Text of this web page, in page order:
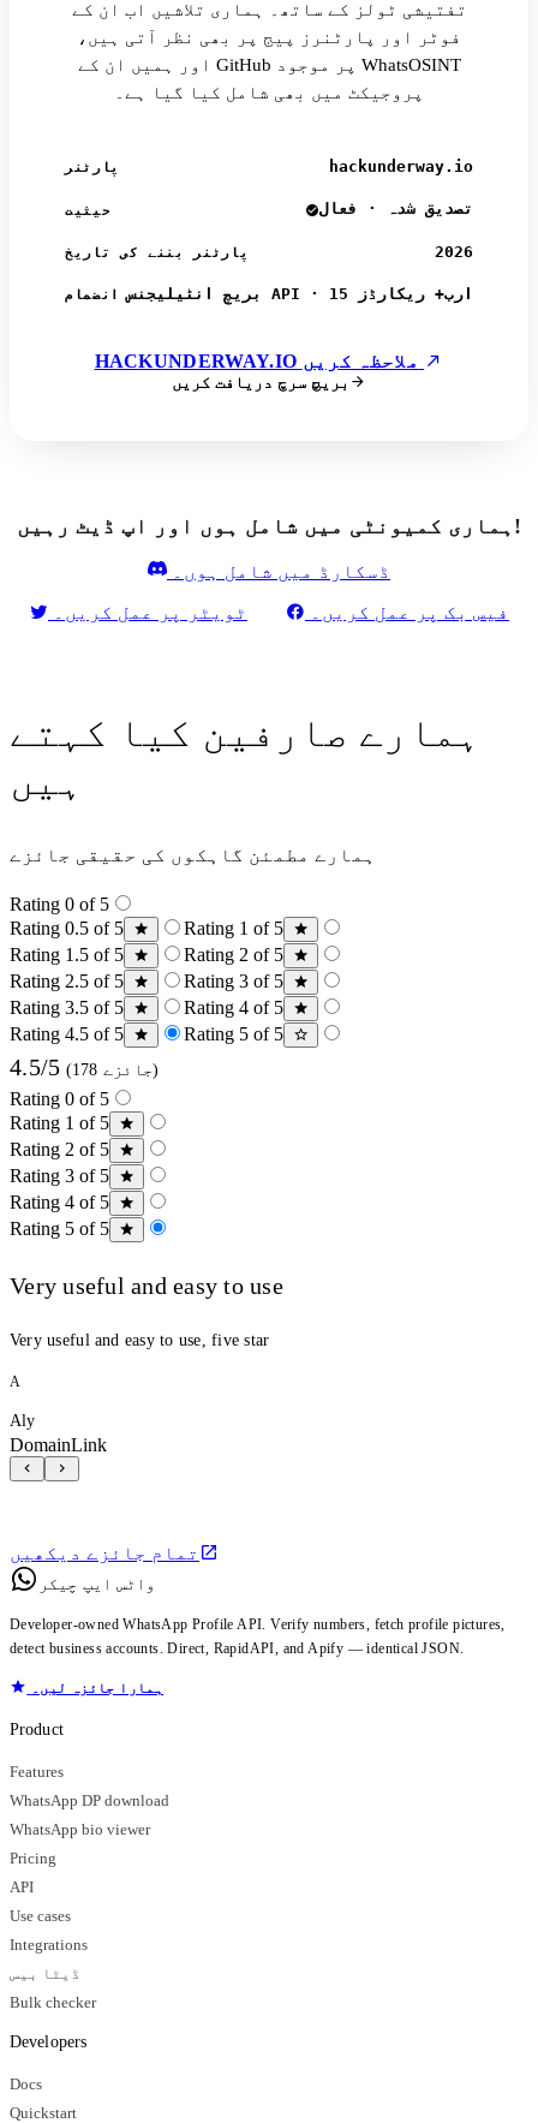
تفتیشی ٹولز کے ساتھ۔ ہماری تلاشیں اب ان کے
فوٹر اور پارٹنرز پیج پر بھی نظر آتی ہیں،
اور ہمیں ان کے GitHub پر موجود WhatsOSINT
پروجیکٹ میں بھی شامل کیا گیا ہے۔
پارٹنر hackunderway.io
حیثیت تصدیق شدہ · فعال
پارٹنر بننے کی تاریخ 2026
انضمام بریچ انٹیلیجنس API · 15 ارب+ ریکارڈز
بریچ سرچ دریافت کریں
ہماری کمیونٹی میں شامل ہوں اور اپ ڈیٹ رہیں!
ڈسکارڈ میں شامل ہوں۔
ٹویٹر پر عمل کریں۔
فیس بک پر عمل کریں۔
ہمارے صارفین کیا کہتے
ہیں
ہمارے مطمئن گاہکوں کی حقیقی جائزے
Rating 0 of 5
Rating 0.5 of 5
Rating 1 of 5
Rating 1.5 of 5
Rating 2 of 5
Rating 2.5 of 5
Rating 3 of 5
Rating 3.5 of 5
Rating 4 of 5
Rating 4.5 of 5
Rating 5 of 5
4.5/5 (178 جائزے)
Rating 0 of 5
Rating 1 of 5
Rating 2 of 5
Rating 3 of 5
Rating 4 of 5
Rating 5 of 5
Very useful and easy to use
Very useful and easy to use, five star
A
Aly
DomainLink
تمام جائزے دیکھیں
واٹس ایپ چیکر
Developer-owned WhatsApp Profile API. Verify numbers, fetch profile pictures,
detect business accounts. Direct, RapidAPI, and Apify — identical JSON.
ہمارا جائزہ لیں۔
Product
Features
WhatsApp DP download
WhatsApp bio viewer
Pricing
API
Use cases
Integrations
ڈیٹا بیس
Bulk checker
Developers
Docs
Quickstart